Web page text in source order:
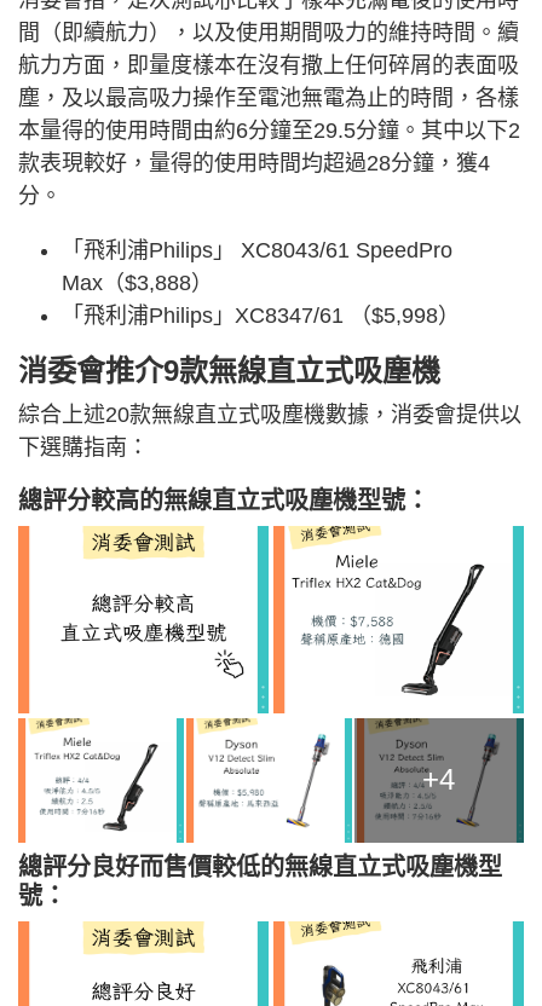
間（即續航力），以及使用期間吸力的維持時間。續
航力方面，即量度樣本在沒有撒上任何碎屑的表面吸
塵，及以最高吸力操作至電池無電為止的時間，各樣
本量得的使用時間由約6分鐘至29.5分鐘。其中以下2
款表現較好，量得的使用時間均超過28分鐘，獲4
分。
「飛利浦Philips」 XC8043/61 SpeedPro
Max（$3,888）
「飛利浦Philips」XC8347/61 （$5,998）
消委會推介9款無線直立式吸塵機
綜合上述20款無線直立式吸塵機數據，消委會提供以
下選購指南：
總評分較高的無線直立式吸塵機型號：
+4
總評分良好而售價較低的無線直立式吸塵機型
號：